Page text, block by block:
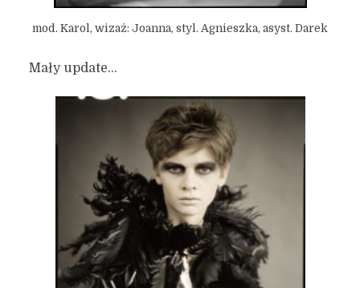
mod. Karol, wizaż: Joanna, styl. Agnieszka, asyst. Darek
Mały update…